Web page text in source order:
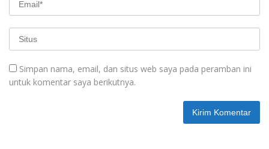
Simpan nama, email, dan situs web saya pada peramban ini
untuk komentar saya berikutnya.